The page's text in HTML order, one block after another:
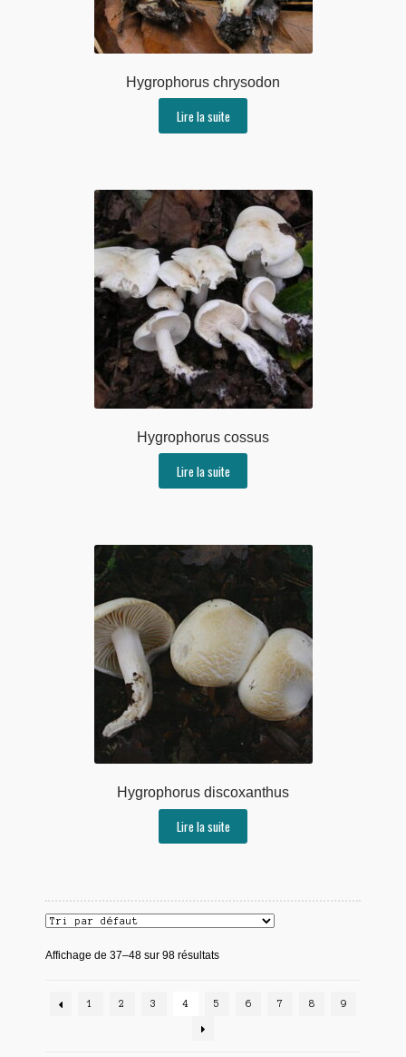
Hygrophorus chrysodon
Lire la suite
Hygrophorus cossus
Lire la suite
Hygrophorus discoxanthus
Lire la suite
Affichage de 37–48 sur 98 résultats
1 2 3 4 5 6 7 8 9